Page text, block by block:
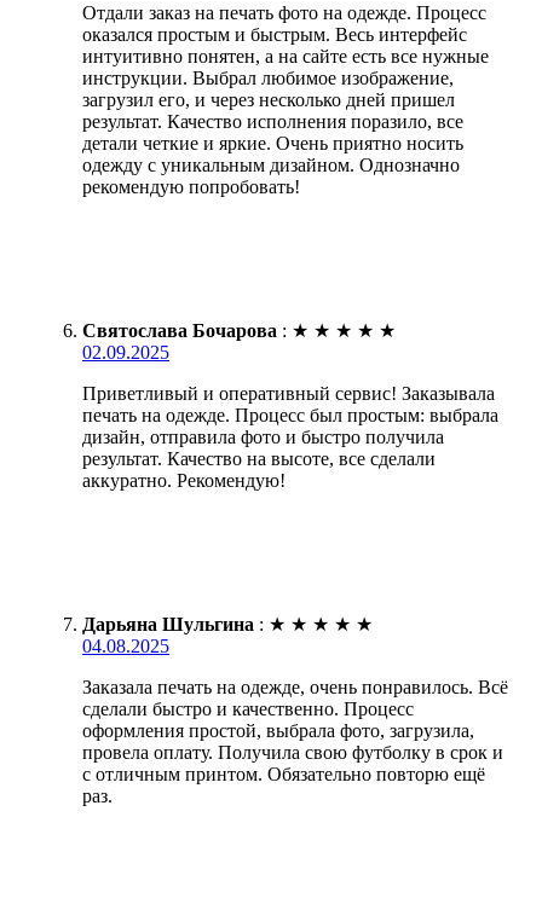
Отдали заказ на печать фото на одежде. Процесс
оказался простым и быстрым. Весь интерфейс
интуитивно понятен, а на сайте есть все нужные
инструкции. Выбрал любимое изображение,
загрузил его, и через несколько дней пришел
результат. Качество исполнения поразило, все
детали четкие и яркие. Очень приятно носить
одежду с уникальным дизайном. Однозначно
рекомендую попробовать!
Святослава Бочарова : ★ ★ ★ ★ ★
02.09.2025
Приветливый и оперативный сервис! Заказывала
печать на одежде. Процесс был простым: выбрала
дизайн, отправила фото и быстро получила
результат. Качество на высоте, все сделали
аккуратно. Рекомендую!
Дарьяна Шульгина : ★ ★ ★ ★ ★
04.08.2025
Заказала печать на одежде, очень понравилось. Всё
сделали быстро и качественно. Процесс
оформления простой, выбрала фото, загрузила,
провела оплату. Получила свою футболку в срок и
с отличным принтом. Обязательно повторю ещё
раз.